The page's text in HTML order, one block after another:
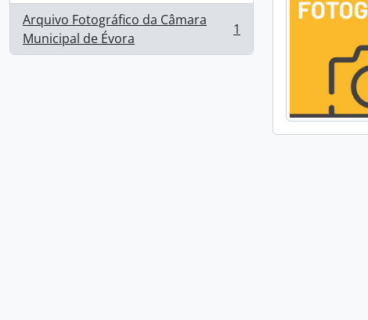
Arquivo Fotográfico da Câmara
Municipal de Évora
, 1 resultados 1